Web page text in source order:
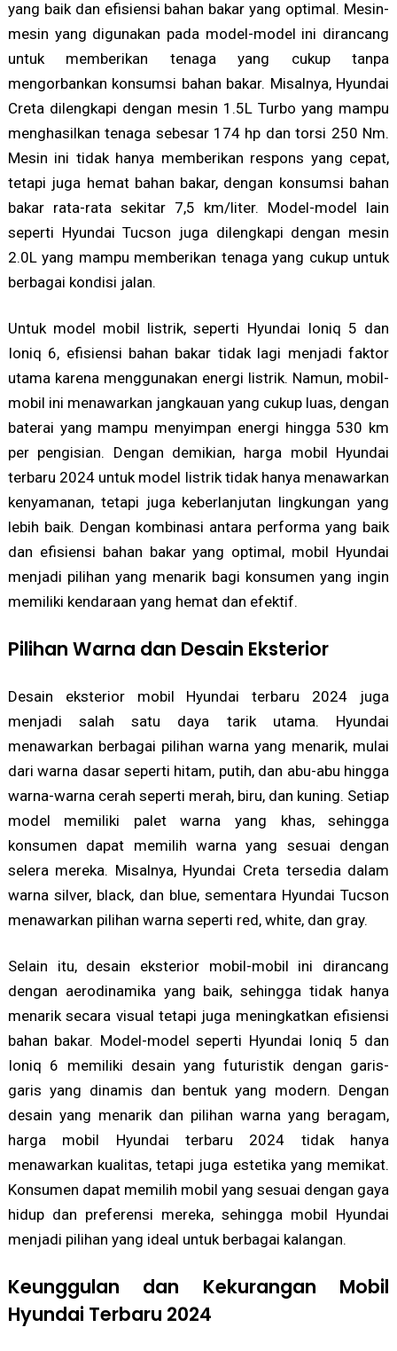
yang baik dan efisiensi bahan bakar yang optimal. Mesin-
mesin yang digunakan pada model-model ini dirancang
untuk memberikan tenaga yang cukup tanpa
mengorbankan konsumsi bahan bakar. Misalnya, Hyundai
Creta dilengkapi dengan mesin 1.5L Turbo yang mampu
menghasilkan tenaga sebesar 174 hp dan torsi 250 Nm.
Mesin ini tidak hanya memberikan respons yang cepat,
tetapi juga hemat bahan bakar, dengan konsumsi bahan
bakar rata-rata sekitar 7,5 km/liter. Model-model lain
seperti Hyundai Tucson juga dilengkapi dengan mesin
2.0L yang mampu memberikan tenaga yang cukup untuk
berbagai kondisi jalan.
Untuk model mobil listrik, seperti Hyundai Ioniq 5 dan
Ioniq 6, efisiensi bahan bakar tidak lagi menjadi faktor
utama karena menggunakan energi listrik. Namun, mobil-
mobil ini menawarkan jangkauan yang cukup luas, dengan
baterai yang mampu menyimpan energi hingga 530 km
per pengisian. Dengan demikian, harga mobil Hyundai
terbaru 2024 untuk model listrik tidak hanya menawarkan
kenyamanan, tetapi juga keberlanjutan lingkungan yang
lebih baik. Dengan kombinasi antara performa yang baik
dan efisiensi bahan bakar yang optimal, mobil Hyundai
menjadi pilihan yang menarik bagi konsumen yang ingin
memiliki kendaraan yang hemat dan efektif.
Pilihan Warna dan Desain Eksterior
Desain eksterior mobil Hyundai terbaru 2024 juga
menjadi salah satu daya tarik utama. Hyundai
menawarkan berbagai pilihan warna yang menarik, mulai
dari warna dasar seperti hitam, putih, dan abu-abu hingga
warna-warna cerah seperti merah, biru, dan kuning. Setiap
model memiliki palet warna yang khas, sehingga
konsumen dapat memilih warna yang sesuai dengan
selera mereka. Misalnya, Hyundai Creta tersedia dalam
warna silver, black, dan blue, sementara Hyundai Tucson
menawarkan pilihan warna seperti red, white, dan gray.
Selain itu, desain eksterior mobil-mobil ini dirancang
dengan aerodinamika yang baik, sehingga tidak hanya
menarik secara visual tetapi juga meningkatkan efisiensi
bahan bakar. Model-model seperti Hyundai Ioniq 5 dan
Ioniq 6 memiliki desain yang futuristik dengan garis-
garis yang dinamis dan bentuk yang modern. Dengan
desain yang menarik dan pilihan warna yang beragam,
harga mobil Hyundai terbaru 2024 tidak hanya
menawarkan kualitas, tetapi juga estetika yang memikat.
Konsumen dapat memilih mobil yang sesuai dengan gaya
hidup dan preferensi mereka, sehingga mobil Hyundai
menjadi pilihan yang ideal untuk berbagai kalangan.
Keunggulan dan Kekurangan Mobil
Hyundai Terbaru 2024